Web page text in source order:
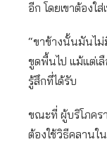
อีก โดยเขาต้องใ
“ขาข้างนั้นมันไม่
ขูดพื้นไป แม้แต่เ
รู้สึกที่ได้รับ
ขณะที่ ผู้บริโภคร
ต้องใช้วิธีคลานใ